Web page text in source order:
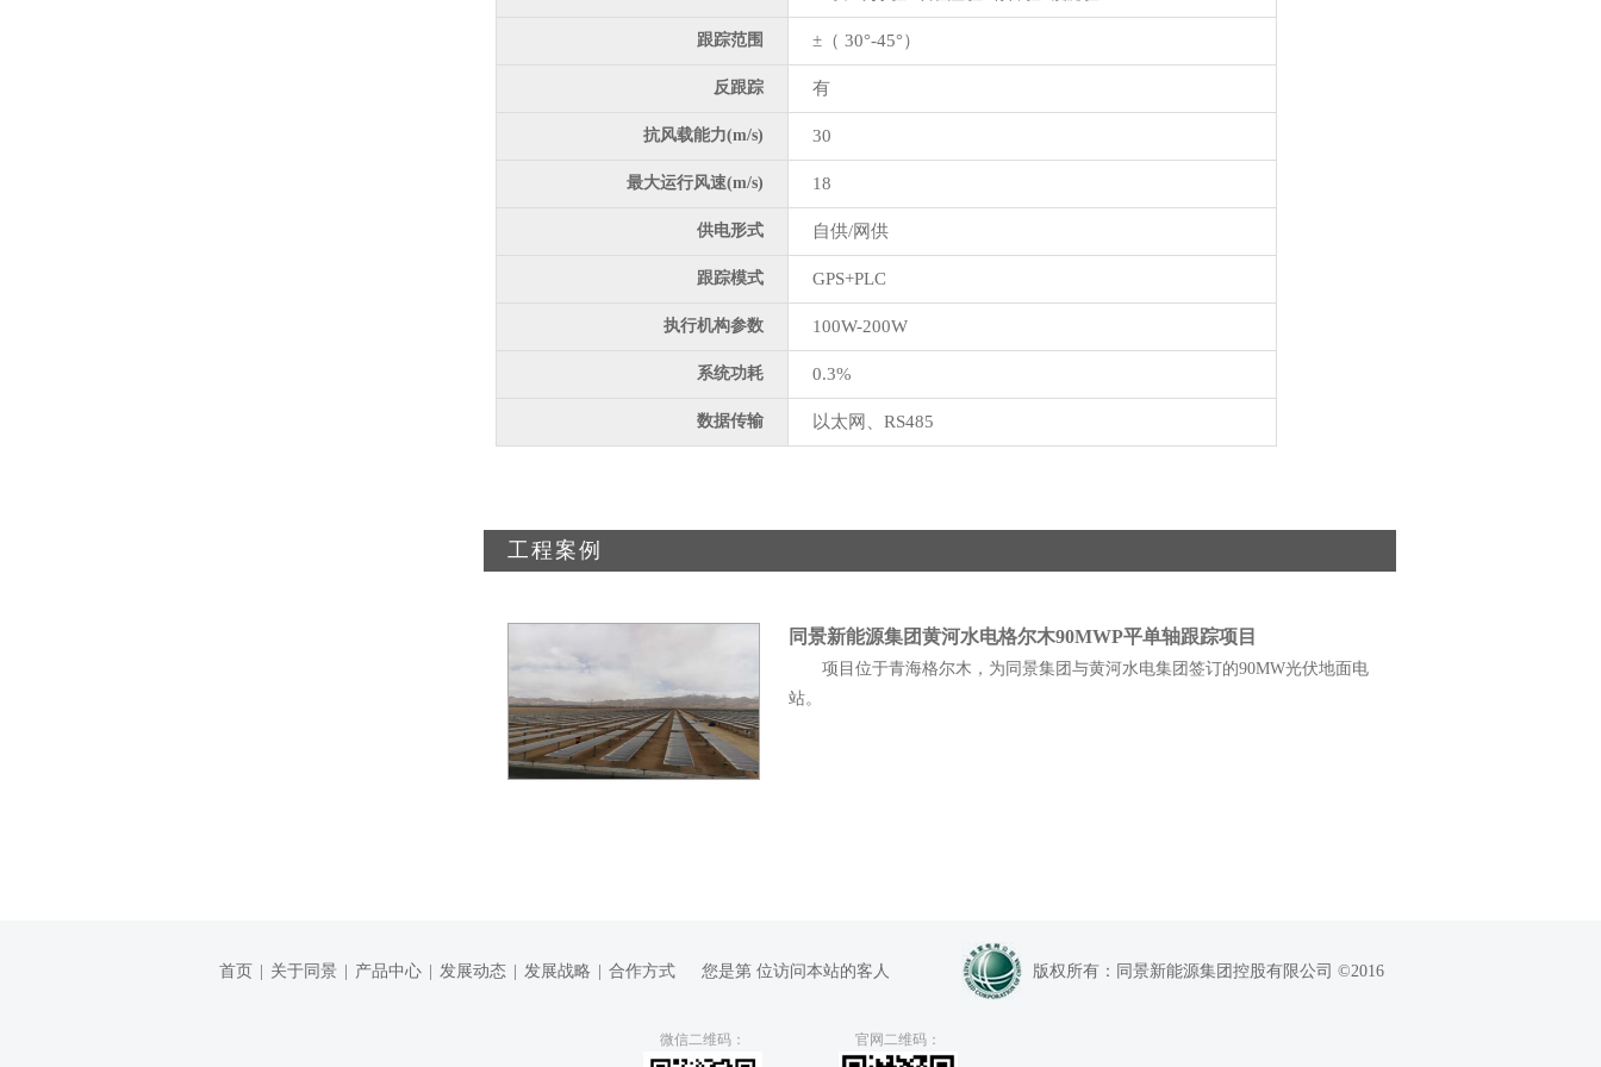
跟踪范围 ±（ 30°-45°）
反跟踪 有
抗风载能力(m/s) 30
最大运行风速(m/s) 18
供电形式 自供/网供
跟踪模式 GPS+PLC
执行机构参数 100W-200W
系统功耗 0.3%
数据传输 以太网、RS485
工程案例
同景新能源集团黄河水电格尔木90MWP平单轴跟踪项目
项目位于青海格尔木，为同景集团与黄河水电集团签订的90MW光伏地面电
站。
首页 关于同景 产品中心 发展动态 发展战略 合作方式 您是第 位访问本站的客人 版权所有：同景新能源集团控股有限公司 ©2016
微信二维码： 官网二维码：